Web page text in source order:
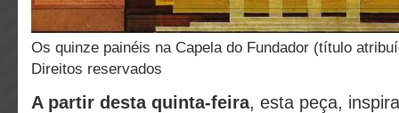
Os quinze painéis na Capela do Fundador (título atribuído)©
Direitos reservados
A partir desta quinta-feira, esta peça,